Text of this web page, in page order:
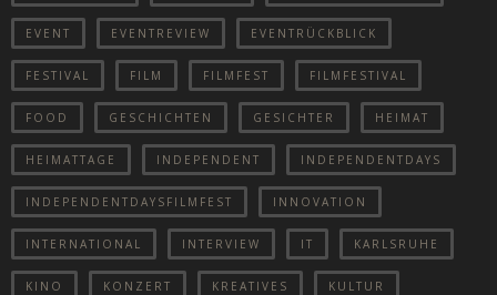
EVENT EVENTREVIEW EVENTRÜCKBLICK
FESTIVAL FILM FILMFEST FILMFESTIVAL
FOOD GESCHICHTEN GESICHTER HEIMAT
HEIMATTAGE INDEPENDENT INDEPENDENTDAYS
INDEPENDENTDAYSFILMFEST INNOVATION
INTERNATIONAL INTERVIEW IT KARLSRUHE
KINO KONZERT KREATIVES KULTUR